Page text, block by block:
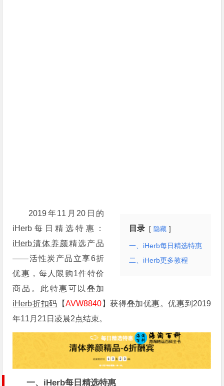
目录 隐藏
一、iHerb每日精选特惠
二、iHerb更多教程
2019年11月20日的
iHerb每日精选特惠：
iHerb清体养颜精选产品
——活性炭产品立享6折
优惠，每人限购1件特价
商品。此特惠可以叠加
iHerb折扣码 【AVW8840 】获得叠加优惠。优惠到2019
年11月21日凌晨2点结束。
一、iHerb每日精选特惠